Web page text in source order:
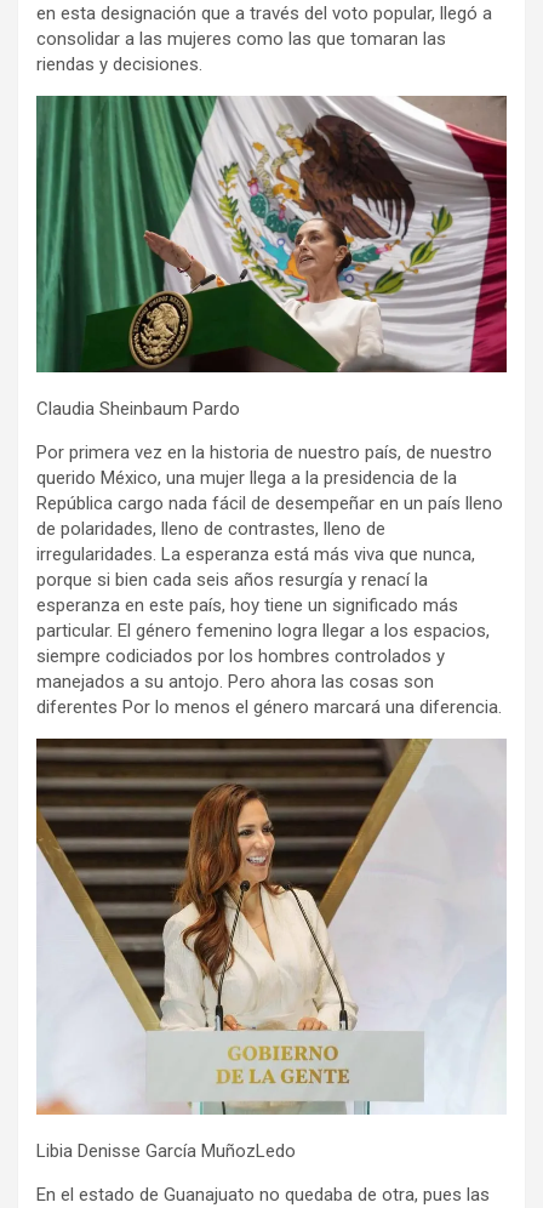
en esta designación que a través del voto popular, llegó a
consolidar a las mujeres como las que tomaran las
riendas y decisiones.
Claudia Sheinbaum Pardo
Por primera vez en la historia de nuestro país, de nuestro
querido México, una mujer llega a la presidencia de la
República cargo nada fácil de desempeñar en un país lleno
de polaridades, lleno de contrastes, lleno de
irregularidades. La esperanza está más viva que nunca,
porque si bien cada seis años resurgía y renací la
esperanza en este país, hoy tiene un significado más
particular. El género femenino logra llegar a los espacios,
siempre codiciados por los hombres controlados y
manejados a su antojo. Pero ahora las cosas son
diferentes Por lo menos el género marcará una diferencia.
Libia Denisse García MuñozLedo
En el estado de Guanajuato no quedaba de otra, pues las